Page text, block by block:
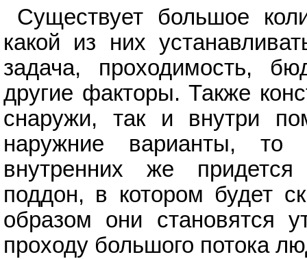
Существует большое
какой из них
задача, проходимость,
другие факторы. Также
снаружи, так и внутри
наружние варианты, то
внутренних же придется
поддон, в котором будет
образом они
проходу большого потока